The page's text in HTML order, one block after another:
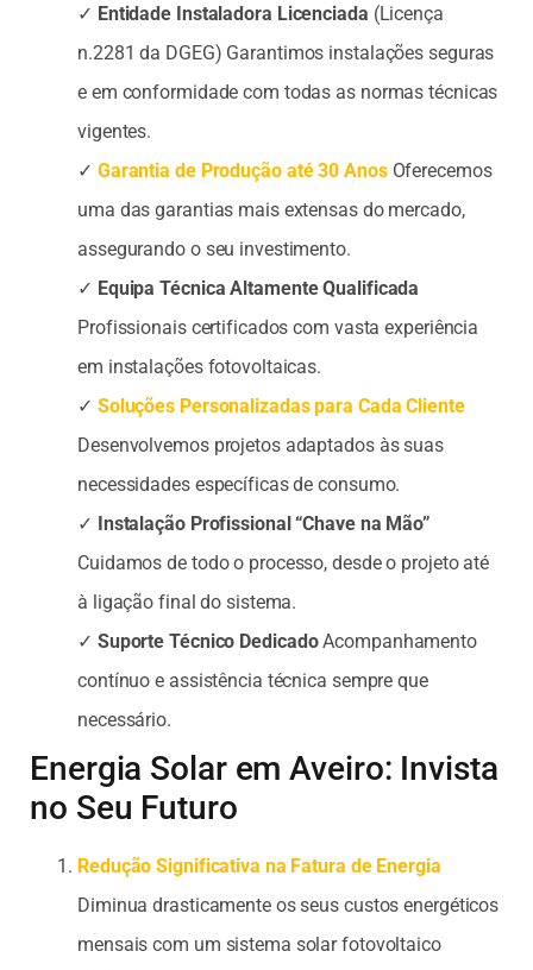
✓ Entidade Instaladora Licenciada (Licença
n.2281 da DGEG) Garantimos instalações seguras
e em conformidade com todas as normas técnicas
vigentes.
✓ Garantia de Produção até 30 AnosOferecemos
uma das garantias mais extensas do mercado,
assegurando o seu investimento.
✓ Equipa Técnica Altamente Qualificada
Profissionais certificados com vasta experiência
em instalações fotovoltaicas.
✓ Soluções Personalizadas para Cada Cliente
Desenvolvemos projetos adaptados às suas
necessidades específicas de consumo.
✓ Instalação Profissional “Chave na Mão”
Cuidamos de todo o processo, desde o projeto até
à ligação final do sistema.
✓ Suporte Técnico DedicadoAcompanhamento
contínuo e assistência técnica sempre que
necessário.
Energia Solar em Aveiro: Invista
no Seu Futuro
Redução Significativa na Fatura de Energia
Diminua drasticamente os seus custos energéticos
mensais com um sistema solar fotovoltaico